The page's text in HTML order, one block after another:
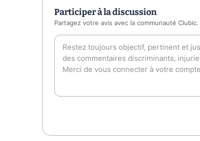
Participer à la discussion
Partagez votre avis avec la communauté Clubic.